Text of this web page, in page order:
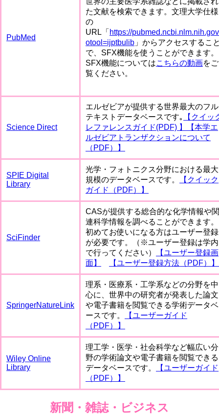
PubMed
た文献を検索できます。文理大学仕様
の
URL「 https://
otool=ijptbulib 」からアクセスするこ
で、SFX機能を使うことができます。
SFX機能についてはこちらの動画をご
覧ください。
Science Direct
エルゼビアが提供する世界最大のフル
テキストデータベースです｡
【クイッ
レファレンスガイド(PDF) 】
【本学エ
ルゼビアトランザクションについて
（PDF）】
SPIE Digital
Library
光学・フォトニクス分野における最大
規模のデータベースです。
【クイック
ガイド（PDF）】
SciFinder
CASが提供する総合的な化学情報や関
連科学情報を調べることができます。
初めてお使いになる方はユーザー登録
が必要です。（※ユーザー登録は学内
で行ってください）
【ユーザー登録画
面】
【ユーザー登録方法（PDF）】
SpringerNatureLink
理系・医療系・工学系などの分野を中
心に、世界中の研究者が発表した論文
や電子書籍を閲覧できる学術データベ
ースです。
【ユーザーガイド
（PDF）】
Wiley Online
Library
理工学・医学・社会科学など幅広い分
野の学術論文や電子書籍を閲覧できる
データベースです。
【ユーザーガイド
（PDF）】
新聞・雑誌・ビジネス